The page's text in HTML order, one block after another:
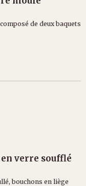
de deux baquets
verre soufflé
bouchons en liège